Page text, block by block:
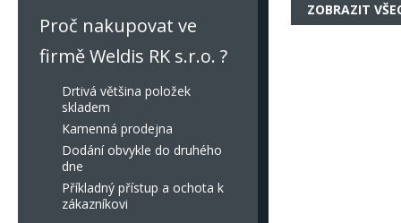
Proč nakupovat ve
firmě Weldis RK s.r.o. ?
Drtivá většina položek
skladem
Kamenná prodejna
Dodání obvykle do druhého
dne
Příkladný přístup a ochota k
zákazníkovi
ZOBRAZIT